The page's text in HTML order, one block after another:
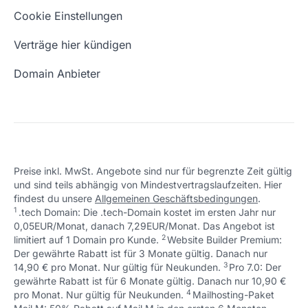
+49 (0) 451 / 70 99 70
support@checkdomain.de
Schön, dass ich dir helfen konnte.
Tut mir leid, du erreichst uns unter:
+49 (0) 451 / 70 99 70
support@checkdomain.de
Schön, dass ich dir helfen konnte.
Tut mir leid, du erreichst uns unter:
+49 (0) 451 / 70 99 70oder
support@checkdomain.de
Schön, dass ich dir helfen konnte.
Tut mir leid, du erreichst uns unter:
+49 (0) 451 / 70 99 70oder
support@checkdomain.de
Schön, dass ich dir helfen konnte.
Tut mir leid, du erreichst uns unter:
+49 (0) 451 / 70 99 70oder
support@checkdomain.de
Domain Umzug
Wie ist meine IP?
Email Adresse erstellen
Cookie Einstellungen
Verträge hier kündigen
Domain Anbieter
Preise inkl. MwSt. Angebote sind nur für begrenzte Zeit gültig
und sind teils abhängig von Mindestvertragslaufzeiten. Hier
findest du unsere Allgemeinen Geschäftsbedingungen.
1 .tech Domain: Die .tech-Domain kostet im ersten Jahr nur
0,05EUR/Monat, danach 7,29EUR/Monat. Das Angebot ist
limitiert auf 1 Domain pro Kunde. ↩ 1
2 Website Builder Premium:
Der gewährte Rabatt ist für 3 Monate gültig. Danach nur
14,90 € pro Monat. Nur gültig für Neukunden. ↩ 1
3 Pro 7.0: Der
gewährte Rabatt ist für 6 Monate gültig. Danach nur 10,90 €
pro Monat. Nur gültig für Neukunden. ↩ 1
4 Mailhosting-Paket